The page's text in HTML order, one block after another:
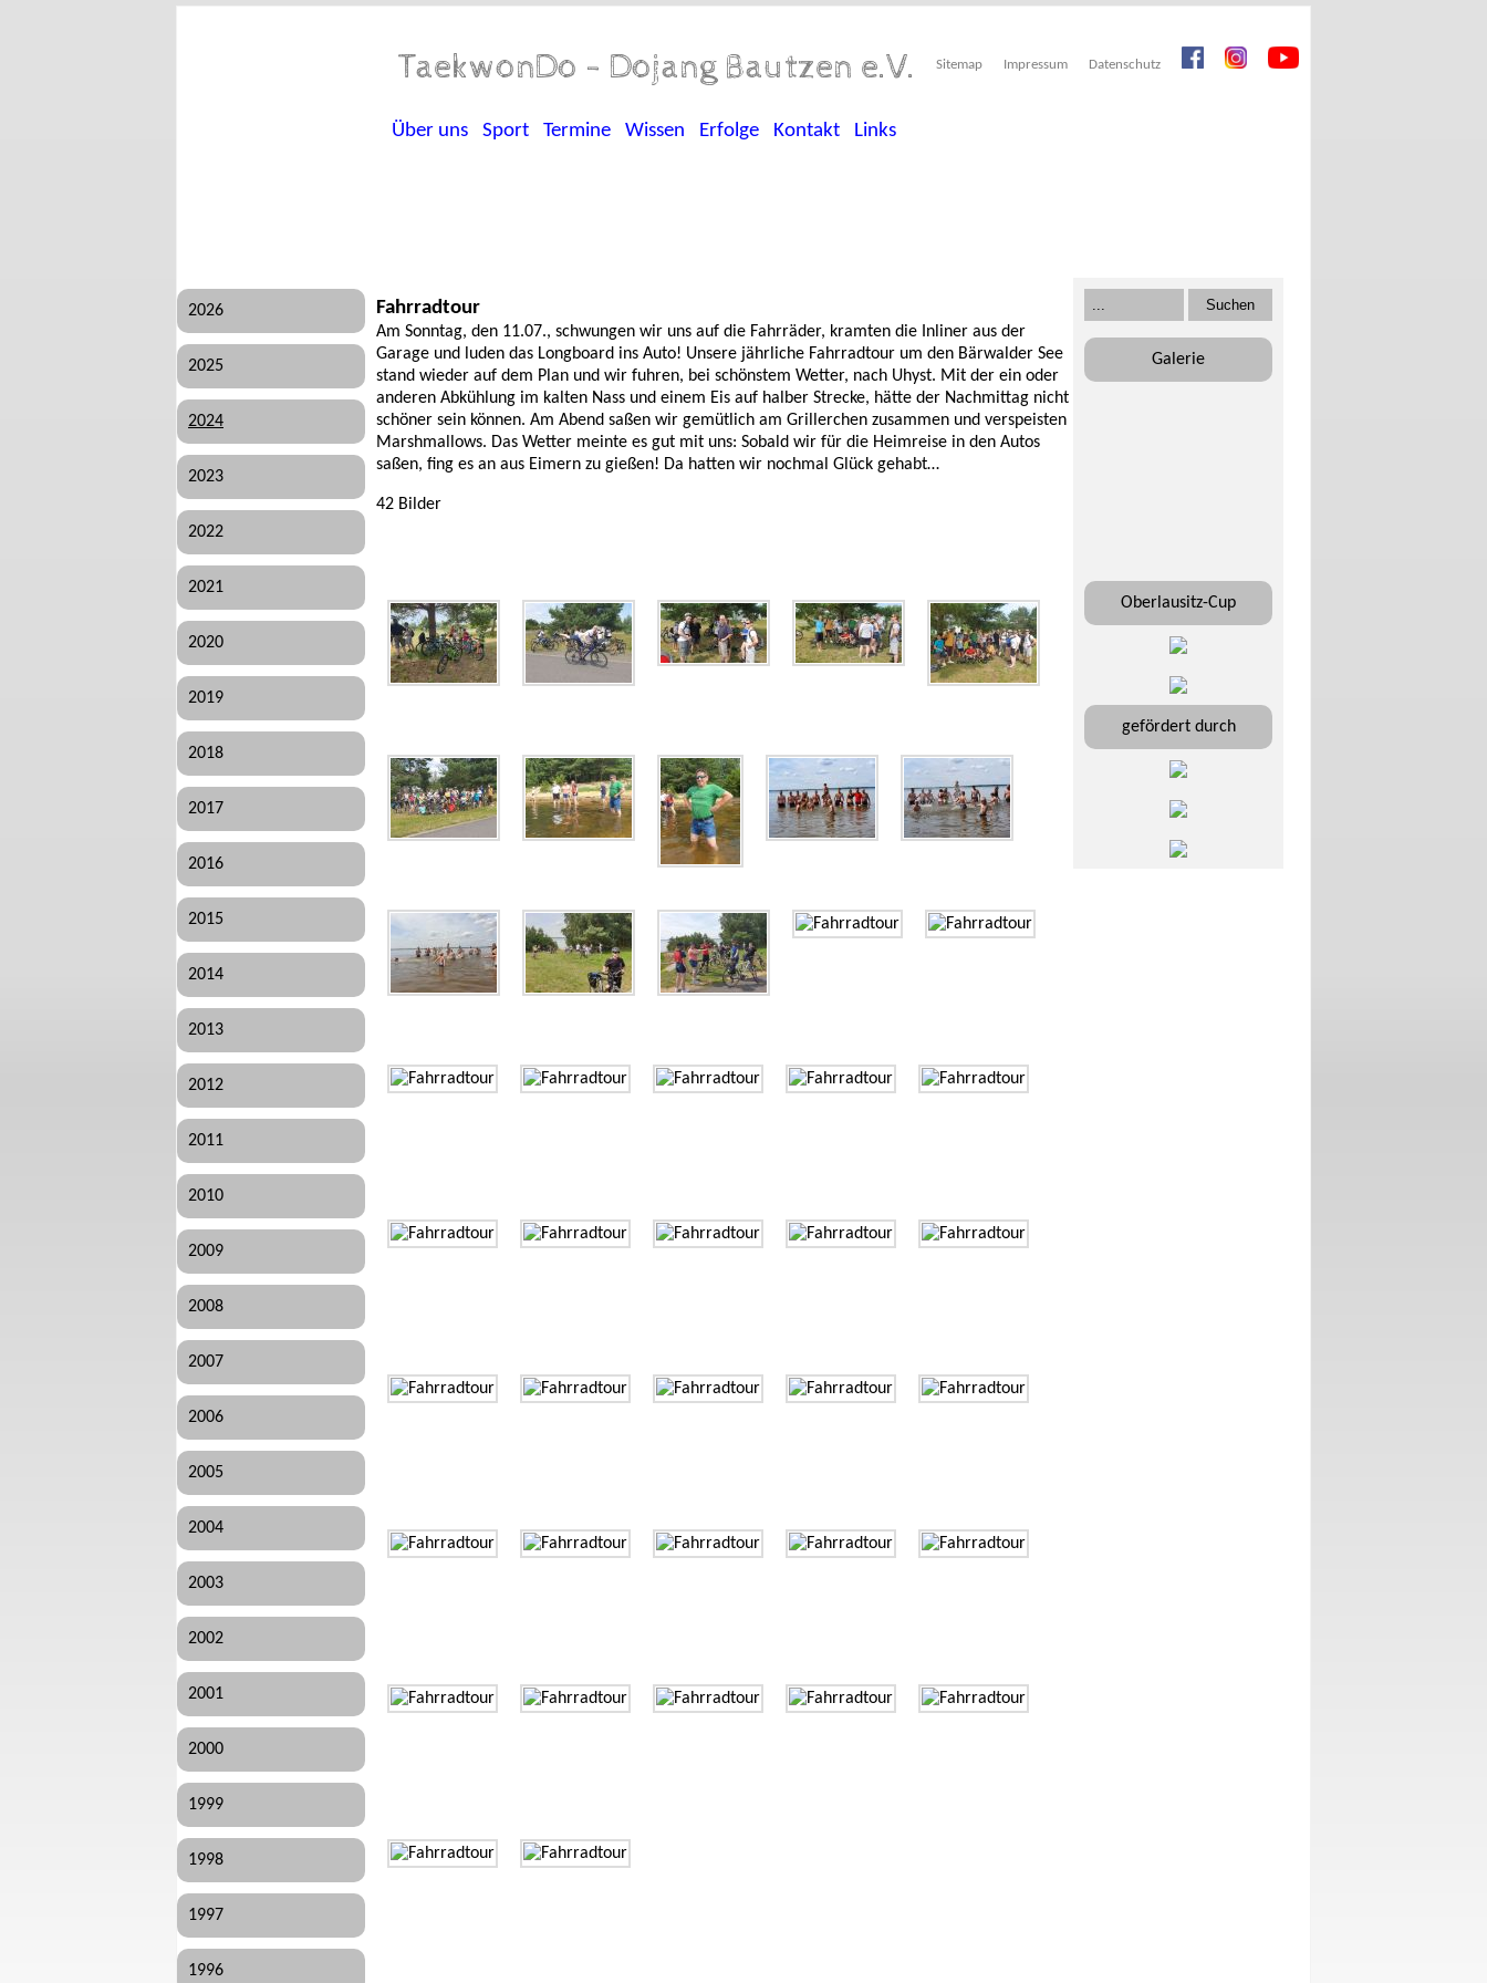
TaekwonDo - Dojang Bautzen e.V. Sitemap Impressum Datenschutz
Über uns Sport Termine Wissen Erfolge Kontakt Links
2026
2025
2024
2023
2022
2021
2020
2019
2018
2017
2016
2015
2014
2013
2012
2011
2010
2009
2008
2007
2006
2005
2004
2003
2002
2001
2000
1999
1998
1997
1996
Fahrradtour
Am Sonntag, den 11.07., schwungen wir uns auf die Fahrräder, kramten die Inliner aus der
Garage und luden das Longboard ins Auto! Unsere jährliche Fahrradtour um den Bärwalder See
stand wieder auf dem Plan und wir fuhren, bei schönstem Wetter, nach Uhyst. Mit der ein oder
anderen Abkühlung im kalten Nass und einem Eis auf halber Strecke, hätte der Nachmittag nicht
schöner sein können. Am Abend saßen wir gemütlich am Grillerchen zusammen und verspeisten
Marshmallows. Das Wetter meinte es gut mit uns: Sobald wir für die Heimreise in den Autos
saßen, fing es an aus Eimern zu gießen! Da hatten wir nochmal Glück gehabt…
42 Bilder
Galerie
Oberlausitz-Cup
gefördert durch